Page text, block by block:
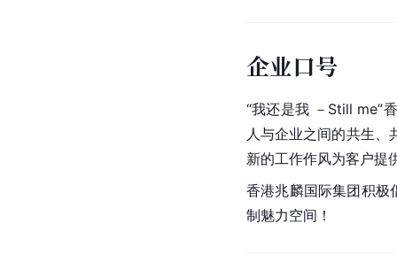
企业口号
“我还是我 －Still me”
人与企业之间的共生
新的工作作风为客户提
香港兆麟国际集团积极
制魅力空间！